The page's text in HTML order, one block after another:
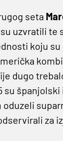
seta
su uzvratili te
koju su
dugo
su
za